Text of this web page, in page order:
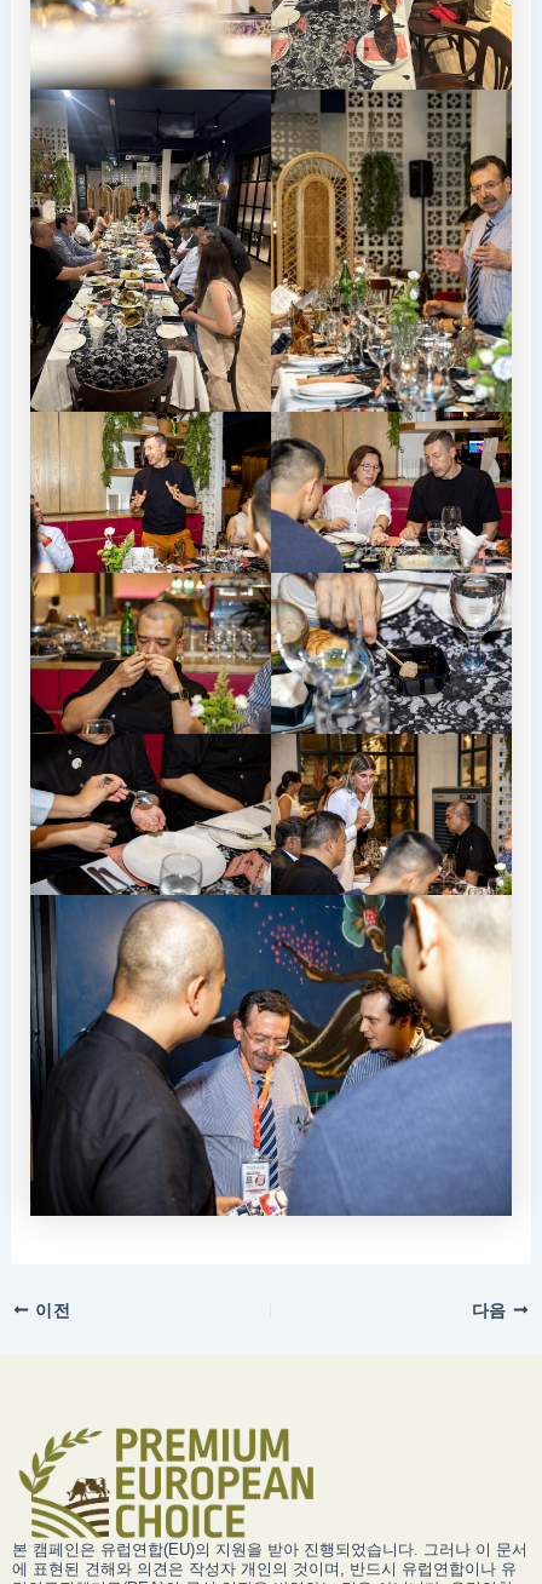
이전 다음
본 캠페인은 유럽연합(EU)의 지원을 받아 진행되었습니다. 그러나 이 문서
에 표현된 견해와 의견은 작성자 개인의 것이며, 반드시 유럽연합이나 유